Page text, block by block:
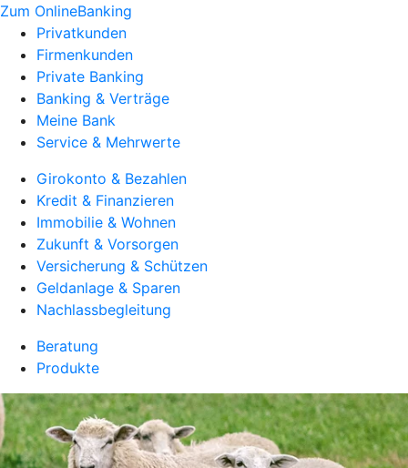
Zum OnlineBanking
Privatkunden
Firmenkunden
Private Banking
Banking & Verträge
Meine Bank
Service & Mehrwerte
Girokonto & Bezahlen
Kredit & Finanzieren
Immobilie & Wohnen
Zukunft & Vorsorgen
Versicherung & Schützen
Geldanlage & Sparen
Nachlassbegleitung
Beratung
Produkte